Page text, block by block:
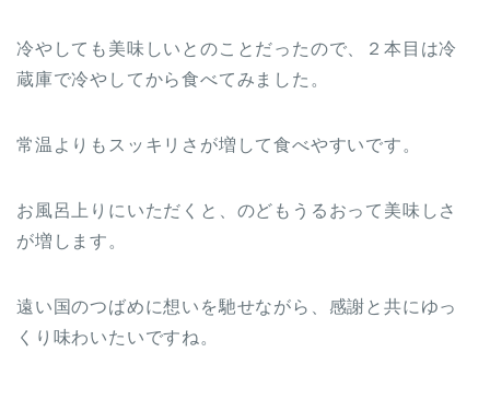
冷やしても美味しいとのことだったので、２本目は冷
蔵庫で冷やしてから食べてみました。
常温よりもスッキリさが増して食べやすいです。
お風呂上りにいただくと、のどもうるおって美味しさ
が増します。
遠い国のつばめに想いを馳せながら、感謝と共にゆっ
くり味わいたいですね。